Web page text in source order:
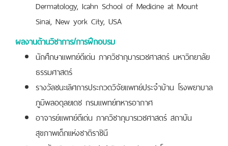
Dermatology, Icahn School of Medicine at Mount
Sinai, New york City, USA
ผลงานด้านวิชาการ/การฝึกอบรม
นักศึกษาแพทย์ดีเด่น ภาควิชากุมารเวชศาสตร์ มหาวิทยาลัย
ธรรมศาสตร์
รางวัลชนะเลิศการประกวดวิจัยแพทย์ประจำบ้าน โรงพยาบาล
ภูมิพลอดุลยเดช กรมแพทย์ทหารอากาศ
อาจารย์แพทย์ดีเด่น ภาควิชากุมารเวชศาสตร์ สถาบัน
สุขภาพเด็กแห่งชาติราชินี